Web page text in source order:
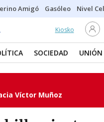
Amigó Gasóleo Nivel
Kiosko
SOCIEDAD UNIÓN
Víctor Muñoz